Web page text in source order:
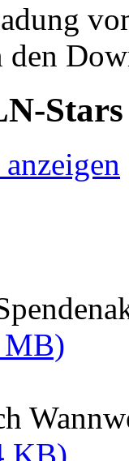
Stars
MB)